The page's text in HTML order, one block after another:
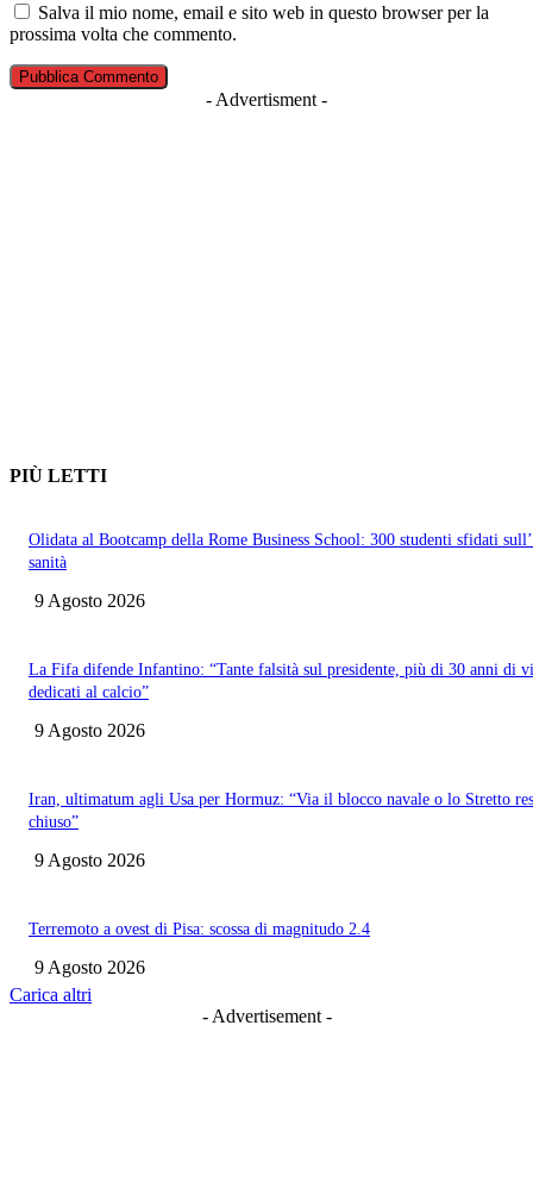
Salva il mio nome, email e sito web in questo browser per la
prossima volta che commento.
- Advertisment -
PIÙ LETTI
Olidata al Bootcamp della Rome Business School: 300 studenti sfidati
sanità
9 Agosto 2026
La Fifa difende Infantino: “Tante falsità sul presidente, più di 30 anni di
dedicati al calcio”
9 Agosto 2026
Iran, ultimatum agli Usa per Hormuz: “Via il blocco navale o lo Stretto
chiuso”
9 Agosto 2026
Terremoto a ovest di Pisa: scossa di magnitudo 2.4
9 Agosto 2026
Carica altri
- Advertisement -